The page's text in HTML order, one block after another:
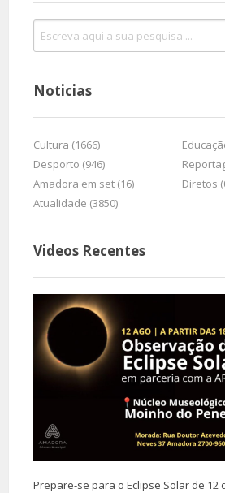
Noticias
Cultura (1666)
Desporto (946)
Amadora em set (16)
Diretos
Atualidade (3850)
Videos Recentes
Prepare-se para o Eclipse Solar de 12